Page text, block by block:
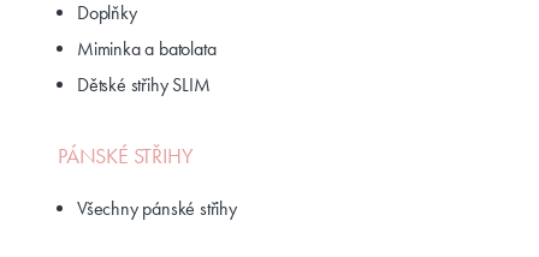
Doplňky
Miminka a batolata
Dětské střihy SLIM
PÁNSKÉ STŘIHY
Všechny pánské střihy